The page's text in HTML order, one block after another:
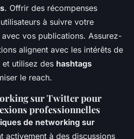
. Offrir des récompenses
à suivre votre
vos publications. Assurez-
alignent avec les intérêts de
utilisez des hashtags
le reach.
sur Twitter pour
professionnelles
de networking sur
activement à des discussions